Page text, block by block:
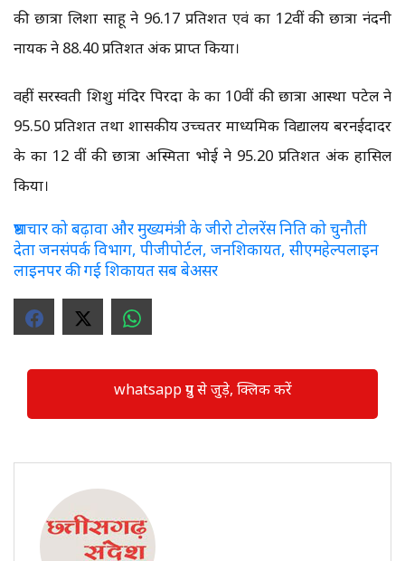
की छात्रा लिशा साहू ने 96.17 प्रतिशत एवं कक्षा 12वीं की छात्रा नंदनी
नायक ने 88.40 प्रतिशत अंक प्राप्त किया।
वहीं सरस्वती शिशु मंदिर पिरदा के कक्षा 10वीं की छात्रा आस्था पटेल ने
95.50 प्रतिशत तथा शासकीय उच्चतर माध्यमिक विद्यालय बरनईदादर
के कक्षा 12 वीं की छात्रा अस्मिता भोई ने 95.20 प्रतिशत अंक हासिल
किया।
भ्रष्टाचार को बढ़ावा और मुख्यमंत्री के जीरो टोलरेंस निति को चुनौती
देता जनसंपर्क विभाग, पीजीपोर्टल, जनशिकायत, सीएमहेल्पलाइन
लाइनपर की गई शिकायत सब बेअसर
whatsapp ग्रुप से जुड़े, क्लिक करें